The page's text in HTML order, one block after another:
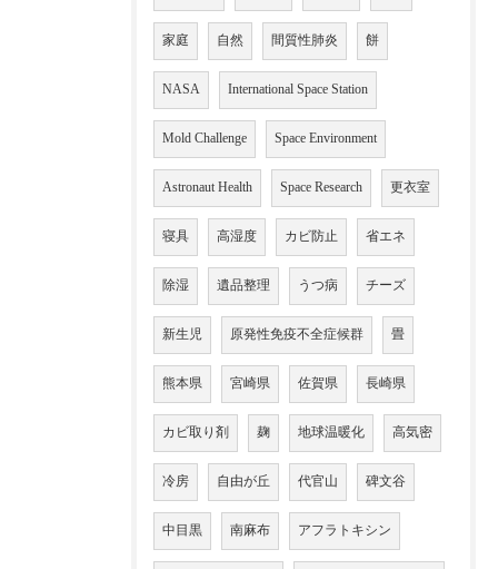
家庭 自然 間質性肺炎 餅
NASA International Space Station
Mold Challenge Space Environment
Astronaut Health Space Research 更衣室
寝具 高湿度 カビ防止 省エネ
除湿 遺品整理 うつ病 チーズ
新生児 原発性免疫不全症候群 畳
熊本県 宮崎県 佐賀県 長崎県
カビ取り剤 麹 地球温暖化 高気密
冷房 自由が丘 代官山 碑文谷
中目黒 南麻布 アフラトキシン